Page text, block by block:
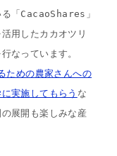
る「CacaoShares」
用したカカオツリ
なっています。
ための農家さんへの
実施してもらう な
展開も楽しみな産